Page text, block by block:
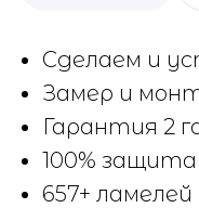
Сделаем и
Замер и
Гарантия 2
100%
657+